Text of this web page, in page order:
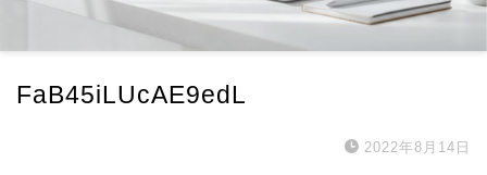
FaB45iLUcAE9edL
2022年8月14日